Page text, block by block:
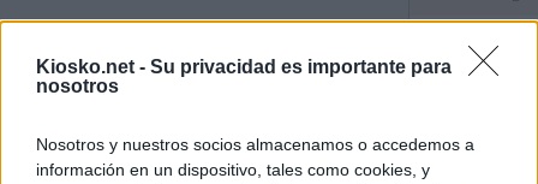
Kiosko.net - Su privacidad es importante para
nosotros
Nosotros y nuestros socios almacenamos o accedemos a
información en un dispositivo, tales como cookies, y
Meloni
mientras llama
España tiene
principales, un